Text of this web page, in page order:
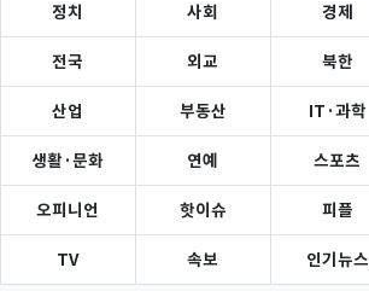
정치 사회 경제
전국 외교 북한
산업 부동산 IT·과학
생활·문화 연예 스포츠
오피니언 핫이슈 피플
TV 속보 인기뉴스